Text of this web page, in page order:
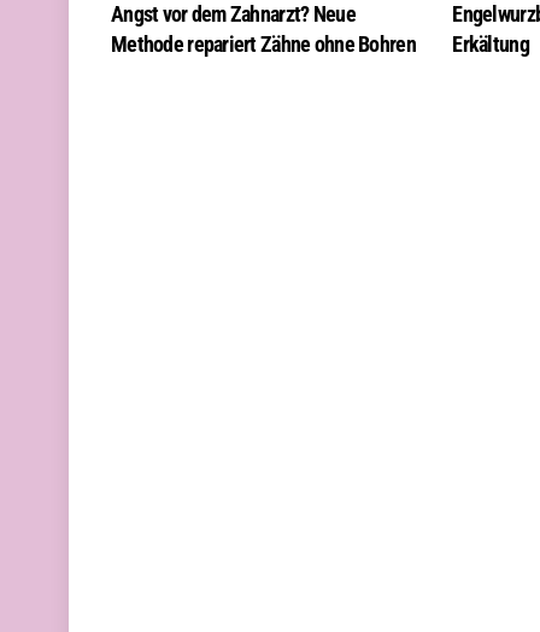
Angst vor dem Zahnarzt? Neue
Methode repariert Zähne ohne Bohren
Erkältung